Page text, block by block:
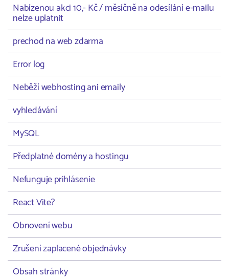
Nabízenou akci 10,- Kč / měsíčně na odesílání e-mailu
nelze uplatnit
prechod na web zdarma
Error log
Neběží webhosting ani emaily
vyhledávání
MySQL
Předplatné domény a hostingu
Nefunguje prihlásenie
React Vite?
Obnovení webu
Zrušení zaplacené objednávky
Obsah stránky